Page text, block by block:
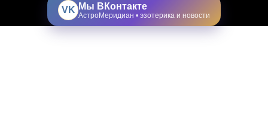
VK Мы ВКонтакте
АстроМеридиан • эзотерика и новости